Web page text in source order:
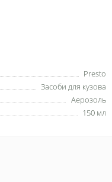
Presto
Засоби для кузова
Аерозоль
150 мл